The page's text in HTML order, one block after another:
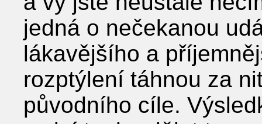
jedná o nečekanou
lákavějšího a
rozptýlení táhnou za
původního cíle.